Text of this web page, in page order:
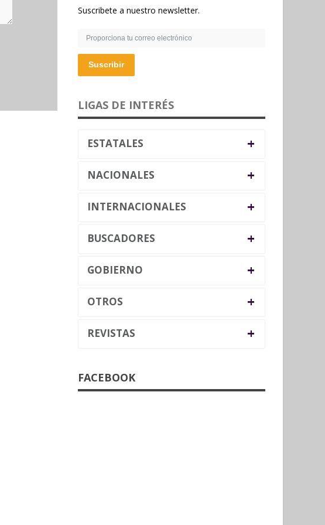
Suscribete a nuestro newsletter.
Suscribir
LIGAS DE INTERÉS
ESTATALES +
NACIONALES +
INTERNACIONALES +
BUSCADORES +
GOBIERNO +
OTROS +
REVISTAS +
FACEBOOK